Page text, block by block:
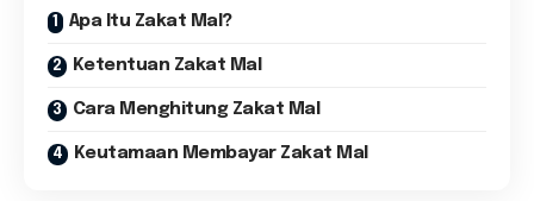
Apa Itu Zakat Mal?
Ketentuan Zakat Mal
Cara Menghitung Zakat Mal
Keutamaan Membayar Zakat Mal